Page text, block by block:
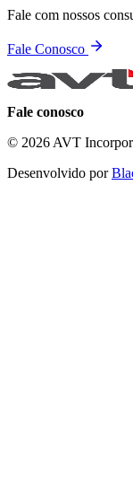
Fale com nossos
Fale Conosco
Fale conosco
© 2026 AVT
Desenvolvido por